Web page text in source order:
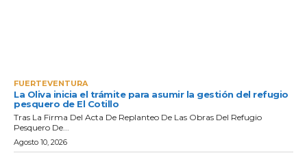
FUERTEVENTURA
La Oliva inicia el trámite para asumir la gestión del refugio
pesquero de El Cotillo
Tras La Firma Del Acta De Replanteo De Las Obras Del Refugio
Pesquero De...
Agosto 10, 2026